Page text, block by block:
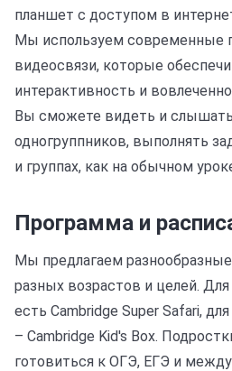
планшет с доступом в
Мы используем современные
видеосвязи, которые
интерактивность и
Вы сможете видеть и слышать
одногруппников, выполнять
и группах, как на обычном
Программа и
Мы предлагаем
разных возрастов и целей.
есть Cambridge Super Safari,
– Cambridge Kid's Box.
готовиться к ОГЭ, ЕГЭ и